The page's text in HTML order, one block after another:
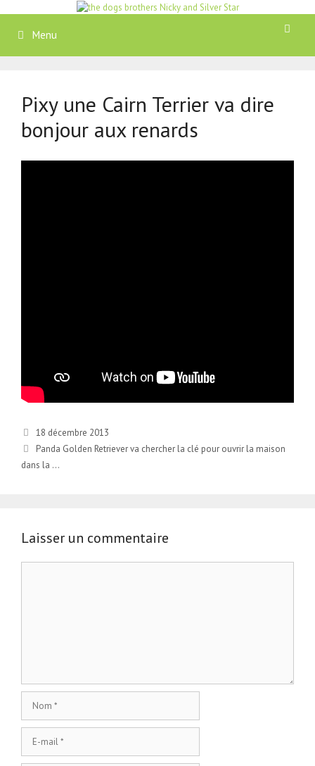
contenu Menu
Pixy une Cairn Terrier va dire
bonjour aux renards
18 décembre 2013
Panda Golden Retriever va chercher la clé pour ouvrir la maison
dans la …
Laisser un commentaire
mail